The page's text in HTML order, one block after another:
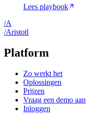
Lees playbook
/A
/Aristotl
Platform
Zo werkt het
Oplossingen
Prijzen
Vraag een demo aan
Inloggen